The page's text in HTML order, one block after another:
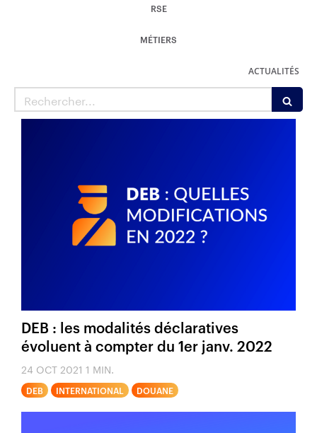
RSE
MÉTIERS
ACTUALITÉS
Rechercher
DEB : les modalités déclaratives
évoluent à compter du 1er janv. 2022
24 OCT 2021 1 MIN.
DEB INTERNATIONAL DOUANE